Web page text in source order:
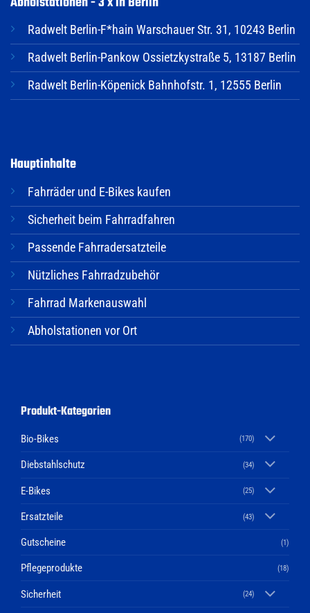
Radwelt Berlin-F*hain Warschauer Str. 31, 10243 Berlin
Radwelt Berlin-Pankow Ossietzkystraße 5, 13187 Berlin
Radwelt Berlin-Köpenick Bahnhofstr. 1, 12555 Berlin
Hauptinhalte
Fahrräder und E-Bikes kaufen
Sicherheit beim Fahrradfahren
Passende Fahrradersatzteile
Nützliches Fahrradzubehör
Fahrrad Markenauswahl
Abholstationen vor Ort
Produkt-Kategorien
Bio-Bikes (170)
Diebstahlschutz (34)
E-Bikes (25)
Ersatzteile (43)
Gutscheine (1)
Pflegeprodukte (18)
Sicherheit (24)